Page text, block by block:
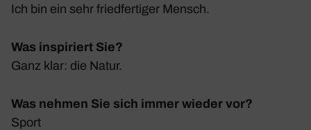
Ich bin ein sehr fried­fer­tiger Mensch.
Was inspiriert Sie?
Ganz klar: die Natur.
Was nehmen Sie sich immer wieder vor?
Sport